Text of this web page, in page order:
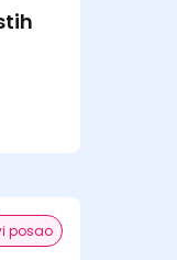
posao